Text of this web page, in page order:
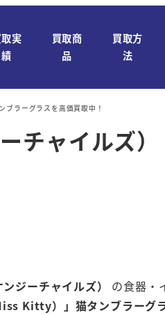
実
績
買取商
品
買取方
法
ラーグラスを高価買取中！
ャイルズ）
ジーチャイルズ）
の食器・
Kitty）」猫タンブラーグ